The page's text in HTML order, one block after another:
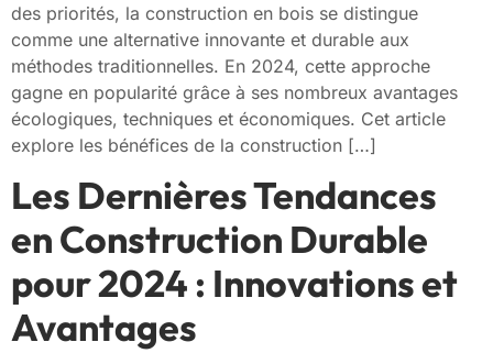
des priorités, la construction en bois se distingue
comme une alternative innovante et durable aux
méthodes traditionnelles. En 2024, cette approche
gagne en popularité grâce à ses nombreux avantages
écologiques, techniques et économiques. Cet article
explore les bénéfices de la construction […]
Les Dernières Tendances
en Construction Durable
pour 2024 : Innovations et
Avantages